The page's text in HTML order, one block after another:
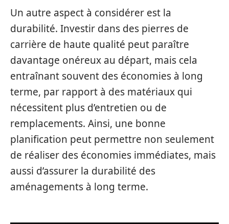
Un autre aspect à considérer est la
durabilité. Investir dans des pierres de
carrière de haute qualité peut paraître
davantage onéreux au départ, mais cela
entraînant souvent des économies à long
terme, par rapport à des matériaux qui
nécessitent plus d’entretien ou de
remplacements. Ainsi, une bonne
planification peut permettre non seulement
de réaliser des économies immédiates, mais
aussi d’assurer la durabilité des
aménagements à long terme.